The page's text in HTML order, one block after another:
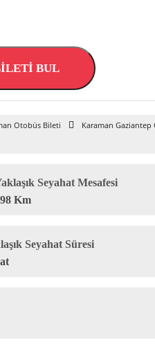
BUL
Otobüs Bileti
Karaman Gaziantep
Seyahat Mesafesi
Km
Seyahat Süresi